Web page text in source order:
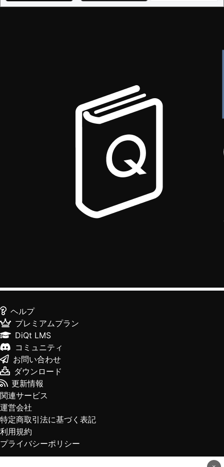
ヘルプ
プレミアムプラン
DiQt LMS
コミュニティ
お問い合わせ
ダウンロード
更新情報
関連サービス
運営会社
特定商取引法に基づく表記
利用規約
プライバシーポリシー